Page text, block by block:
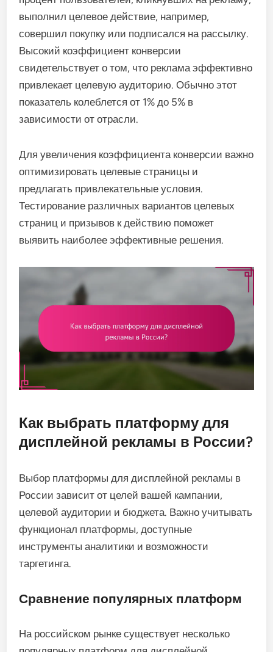
выполнил целевое действие, например,
совершил покупку или подписался на рассылку.
Высокий коэффициент конверсии
свидетельствует о том, что реклама эффективно
привлекает целевую аудиторию. Обычно этот
показатель колеблется от 1% до 5% в
зависимости от отрасли.
Для увеличения коэффициента конверсии важно
оптимизировать целевые страницы и
предлагать привлекательные условия.
Тестирование различных вариантов целевых
страниц и призывов к действию поможет
выявить наиболее эффективные решения.
Как выбрать платформу для
дисплейной рекламы в России?
Выбор платформы для дисплейной рекламы в
России зависит от целей вашей кампании,
целевой аудитории и бюджета. Важно учитывать
функционал платформы, доступные
инструменты аналитики и возможности
таргетинга.
Сравнение популярных платформ
На российском рынке существует несколько